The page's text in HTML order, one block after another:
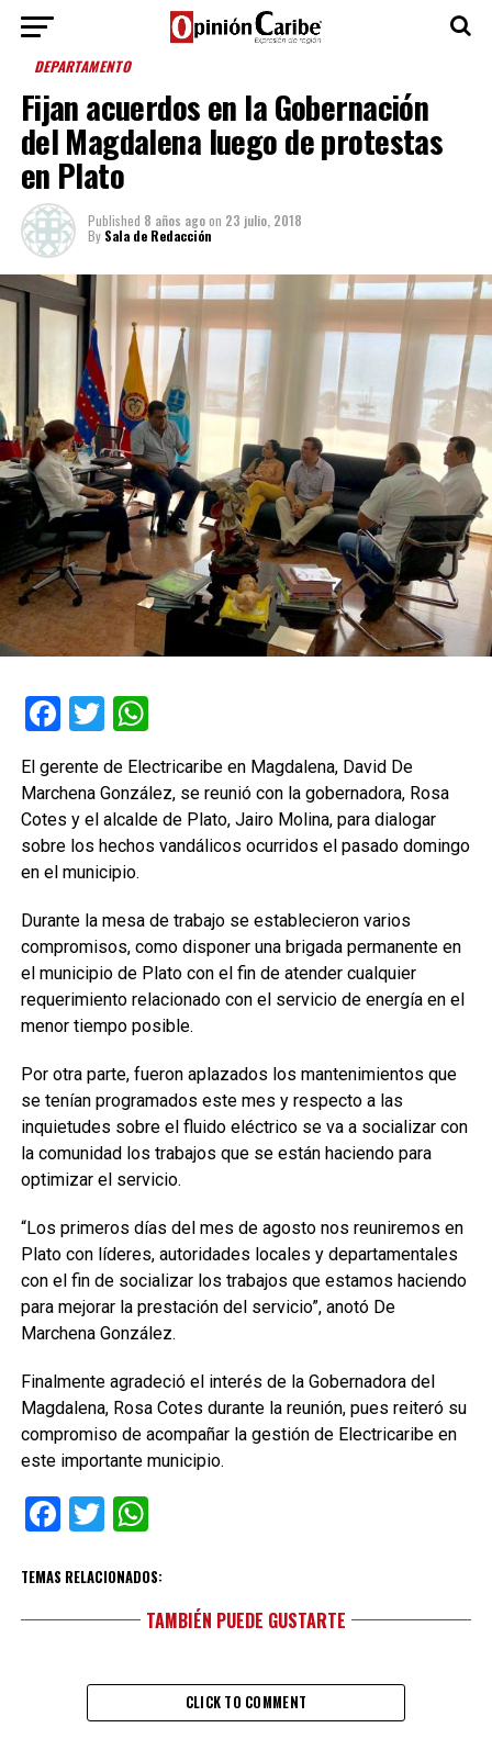
DEPARTAMENTO
Fijan acuerdos en la Gobernación
del Magdalena luego de protestas
en Plato
Published 8 años agoon 23 julio, 2018
By Sala de Redacción
Facebook
TwitterWhatsApp
El gerente de Electricaribe en Magdalena, David De
Marchena González, se reunió con la gobernadora, Rosa
Cotes y el alcalde de Plato, Jairo Molina, para dialogar
sobre los hechos vandálicos ocurridos el pasado domingo
en el municipio.
Durante la mesa de trabajo se establecieron varios
compromisos, como disponer una brigada permanente en
el municipio de Plato con el fin de atender cualquier
requerimiento relacionado con el servicio de energía en el
menor tiempo posible.
Por otra parte, fueron aplazados los mantenimientos que
se tenían programados este mes y respecto a las
inquietudes sobre el fluido eléctrico se va a socializar con
la comunidad los trabajos que se están haciendo para
optimizar el servicio.
“Los primeros días del mes de agosto nos reuniremos en
Plato con líderes, autoridades locales y departamentales
con el fin de socializar los trabajos que estamos haciendo
para mejorar la prestación del servicio”, anotó De
Marchena González.
Finalmente agradeció el interés de la Gobernadora del
Magdalena, Rosa Cotes durante la reunión, pues reiteró su
compromiso de acompañar la gestión de Electricaribe en
este importante municipio.
Facebook
TwitterWhatsApp
TEMAS RELACIONADOS:
TAMBIÉN PUEDE GUSTARTE
CLICK TO COMMENT